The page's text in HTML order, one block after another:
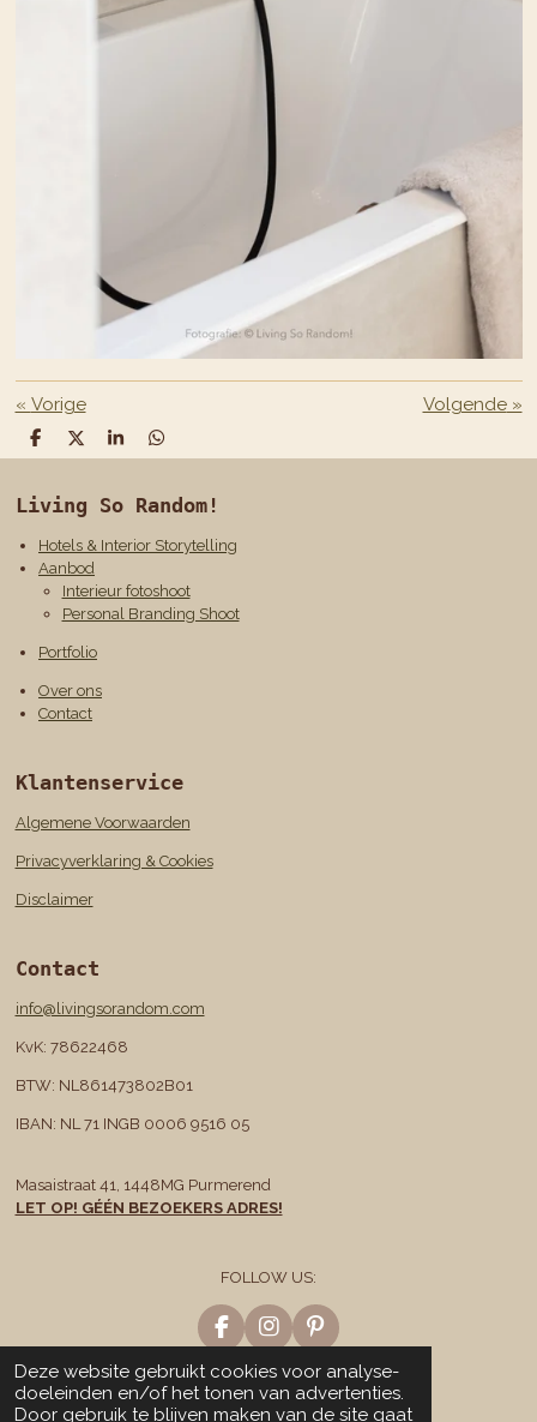
Deze website gebruikt cookies voor analyse-
doeleinden en/of het tonen van advertenties.
Door gebruik te blijven maken van de site gaat
« Vorige Volgende»
D
e
e
n
D
e
l
S
h
r
e
D
e
e
n
Living So Random!
Hotels & Interior Storytelling
Aanbod
Interieur fotoshoot
Personal Branding Shoot
Portfolio
Over ons
Contact
Klantenservice
Algemene Voorwaarden
Privacyverklaring & Cookies
Disclaimer
Contact
info@livingsorandom.com
KvK: 78622468
BTW: NL861473802B01
IBAN: NL 71 INGB 0006 9516 05
Masaistraat 41, 1448MG Purmerend
LET OP! GÉÉN BEZOEKERS ADRES!
FOLLOW US:
F
c
e
I
s
t
P
n
t
© 2020 - 2026 Living So Random!
Powered by JouwWeb